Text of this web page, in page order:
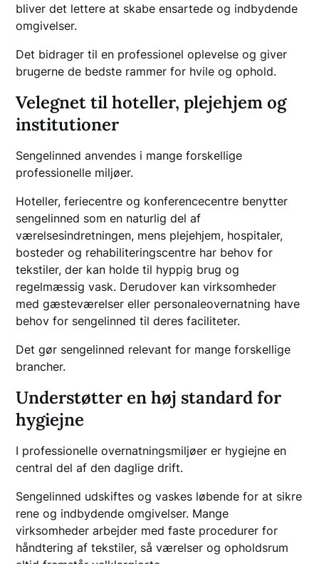
bliver det lettere at skabe ensartede og indbydende
omgivelser.
Det bidrager til en professionel oplevelse og giver
brugerne de bedste rammer for hvile og ophold.
Velegnet til hoteller, plejehjem og
institutioner
Sengelinned anvendes i mange forskellige
professionelle miljøer.
Hoteller, feriecentre og konferencecentre benytter
sengelinned som en naturlig del af
værelsesindretningen, mens plejehjem, hospitaler,
bosteder og rehabiliteringscentre har behov for
tekstiler, der kan holde til hyppig brug og
regelmæssig vask. Derudover kan virksomheder
med gæsteværelser eller personaleovernatning have
behov for sengelinned til deres faciliteter.
Det gør sengelinned relevant for mange forskellige
brancher.
Understøtter en høj standard for
hygiejne
I professionelle overnatningsmiljøer er hygiejne en
central del af den daglige drift.
Sengelinned udskiftes og vaskes løbende for at sikre
rene og indbydende omgivelser. Mange
virksomheder arbejder med faste procedurer for
håndtering af tekstiler, så værelser og opholdsrum